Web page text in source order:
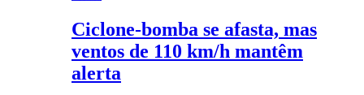
Ciclone-bomba se afasta, mas
ventos de 110 km/h mantêm
alerta